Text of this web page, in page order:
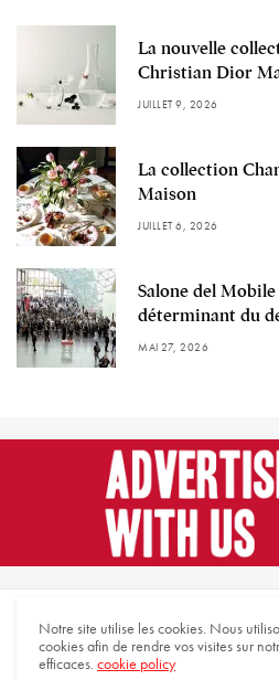
La nouvelle
Christian Dior
JUILLET 9, 2026
La collection
Maison
JUILLET 6, 2026
Salone del
déterminant du
MAI 27, 2026
© 2021 HARMONIES MAGAZINE.
ABONNEZ-VOUS INSCRIVEZ-
Notre site utilise les cookies. Nous
cookies afin de rendre vos visites sur
efficaces.cookie policy